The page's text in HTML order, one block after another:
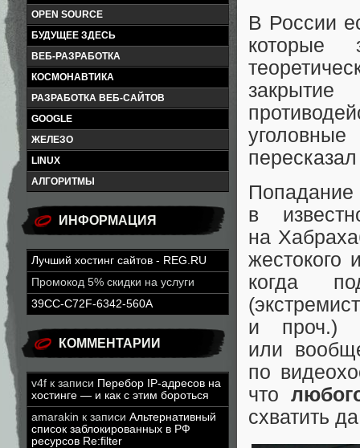
OPEN SOURCE
БУДУЩЕЕ ЗДЕСЬ
ВЕБ-РАЗРАБОТКА
КОСМОНАВТИКА
РАЗРАБОТКА ВЕБ-САЙТОВ
GOOGLE
ЖЕЛЕЗО
LINUX
АЛГОРИТМЫ
ИНФОРМАЦИЯ
Лучший хостинг сайтов - REG.RU
Промокод 5% скидки на услуги
39CC-C72F-6342-560A
КОММЕНТАРИИ
v4f к записи Перебор IP-адресов на
хостинге — и как с этим бороться
amarakin к записи Альтернативный
список заблокированных в РФ
ресурсов Re:filter
В России
которые
в
на
жестокого
когда
и проч.)
или
по
что
схватить